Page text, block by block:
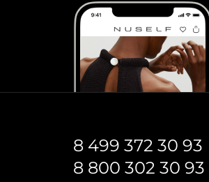
8 499 372 30 93
8 800 302 30 93